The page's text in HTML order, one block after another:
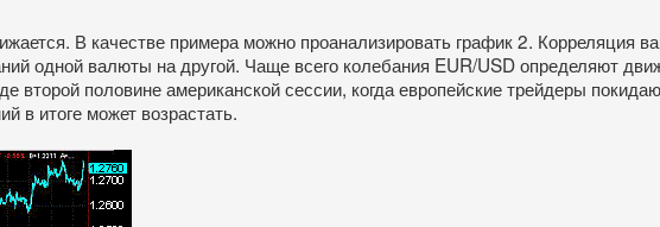
В качестве примера можно проанализировать график 2. Корреляция
одной валюты на другой. Чаще всего колебания EUR/USD определяют
второй половине американской сессии, когда европейские трейдеры
в итоге может возрастать.